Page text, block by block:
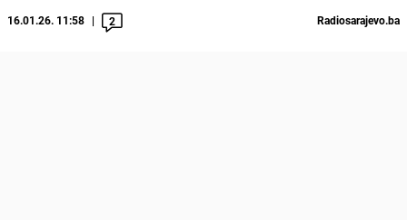
16.01.26. 11:58 2 Radiosarajevo.ba